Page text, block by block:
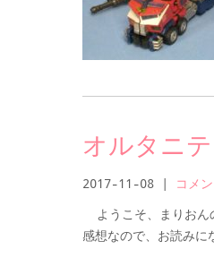
オルタニ
2017-11-08 コメ
ようこそ、まりおん
感想なので、お読み